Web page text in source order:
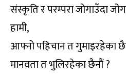
संस्कृति र परम्परा जोगाउँदा
हामी,
आफ्नो पहिचान त गुमाइरहेका
मानवता त भुलिरहेका छैनौं ?